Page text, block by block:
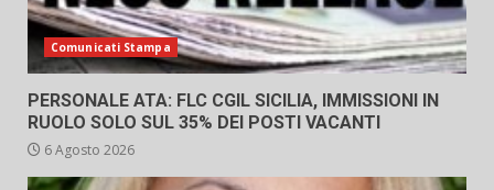
Comunicati Stampa
PERSONALE ATA: FLC CGIL SICILIA, IMMISSIONI IN
RUOLO SOLO SUL 35% DEI POSTI VACANTI
6 Agosto 2026